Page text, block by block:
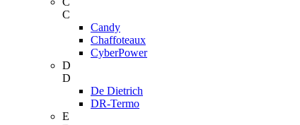
C
Candy
Chaffoteaux
CyberPower
D
D
De Dietrich
DR-Termo
E